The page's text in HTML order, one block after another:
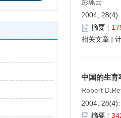
彭珮云
2004,
摘要 (
相关文章 |
中国的生育
Robert
2004,
摘要 (